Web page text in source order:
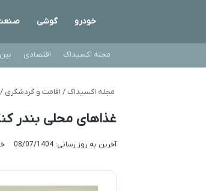
خودرو گوشی
مجله اکسیداک اقتصادی
مجله اکسیداک / اقامت و گردشگری /
غذاهای محلی بندر
آخرین به روز رسانی: 08/07/1404